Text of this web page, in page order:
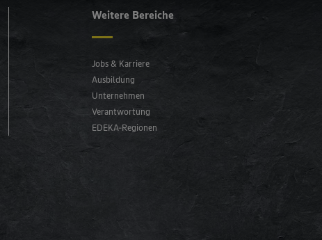
Weitere Bereiche
Jobs & Karriere
Ausbildung
Unternehmen
Verantwortung
EDEKA-Regionen